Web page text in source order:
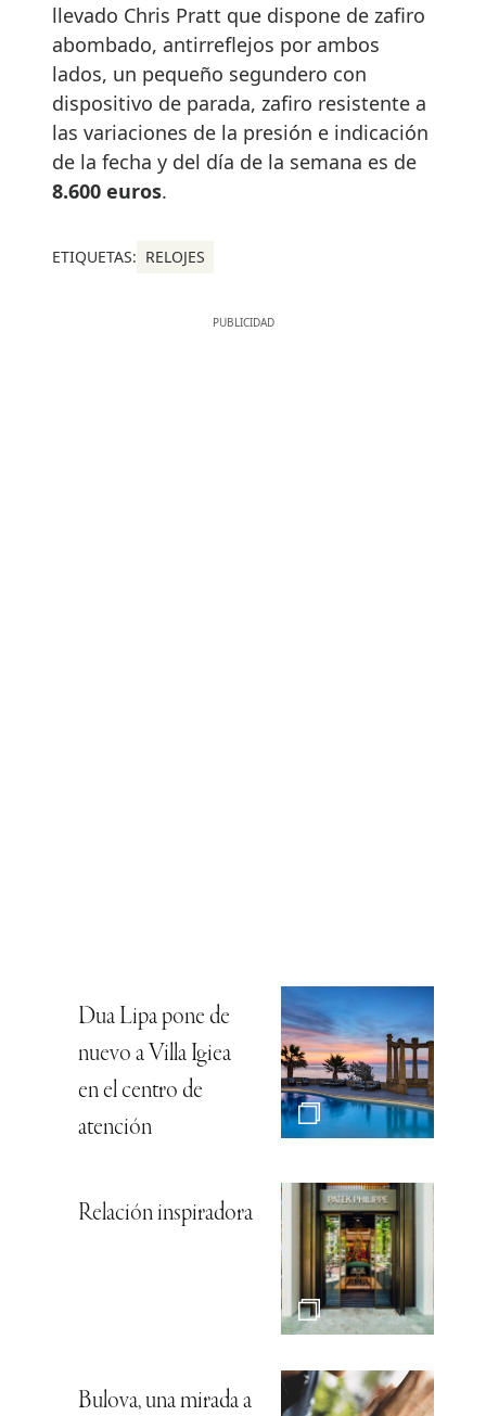
llevado Chris Pratt que dispone de zafiro
abombado, antirreflejos por ambos
lados, un pequeño segundero con
dispositivo de parada, zafiro resistente a
las variaciones de la presión e indicación
de la fecha y del día de la semana es de
8.600 euros.
ETIQUETAS: RELOJES
Dua Lipa pone de
nuevo a Villa Igiea
en el centro de
atención
Relación inspiradora
Bulova, una mirada a